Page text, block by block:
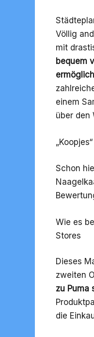
Völlig
mit
bequem
einem
über den
Schon
Wie es
Stores
Dieses
zweiten
zu Puma
die